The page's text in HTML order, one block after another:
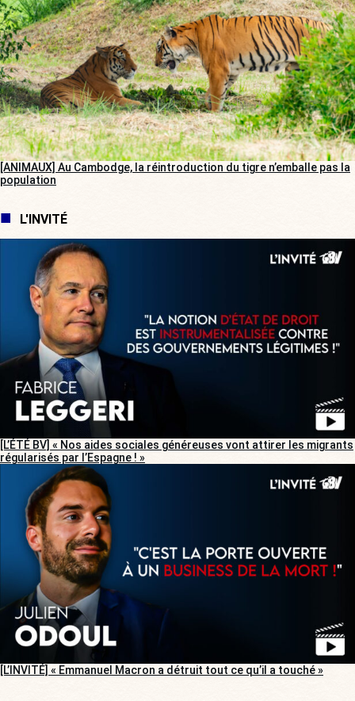
[ANIMAUX] Au Cambodge, la réintroduction du tigre n’emballe pas la
population
L'INVITÉ
[L’ÉTÉ BV] « Nos aides sociales généreuses vont attirer les migrants
régularisés par l’Espagne ! »
[L’INVITÉ] « Emmanuel Macron a détruit tout ce qu’il a touché »